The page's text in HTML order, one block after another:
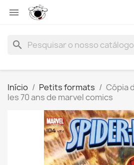

search
Início Petits formats
Cópia
les 70 ans de marvel comics